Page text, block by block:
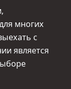
многих
с
является